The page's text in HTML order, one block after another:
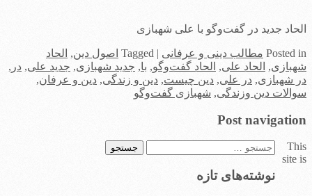
الحاد جدید در گفت‌وگو با علی شهبازی
Posted in مطالب دینی و عرفانی |
Tagged اصول دین, الحاد
شهبازی, الحاد علی, الحاد گفت‌وگو, با, جدید شهبازی, جدید علی, در ,
در شهبازی, در علی, دین چیست, دین و زندگی, دین و عرفان,
سوالات دین وزندگی, شهبازی گفت‌وگو
Post navigation
جستجو
نوشته‌های تازه
This
site is